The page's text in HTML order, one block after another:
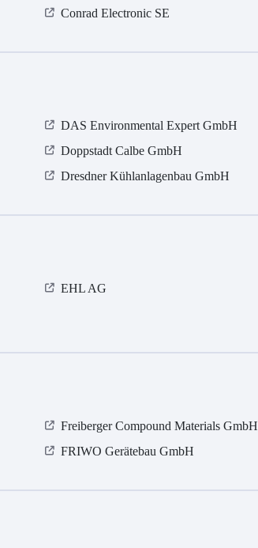
Conrad Electronic SE
DAS Environmental Expert GmbH
Doppstadt Calbe GmbH
Dresdner Kühlanlagenbau GmbH
EHL AG
Freiberger Compound Materials GmbH
FRIWO Gerätebau GmbH